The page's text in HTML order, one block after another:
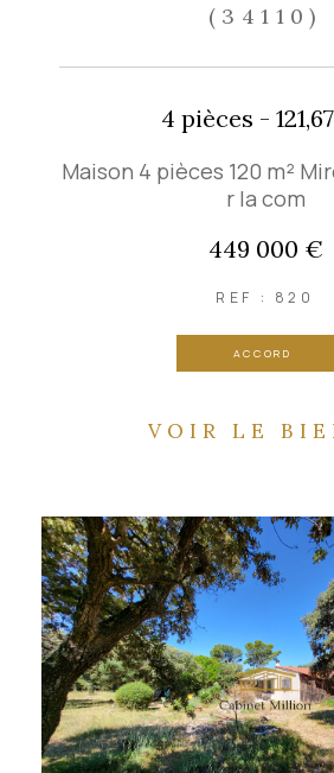
(34110)
4 pièces -
Maison 4 pièces 120 m²
r la com
449 000 €
REF : 820
ACCORD
VOIR LE